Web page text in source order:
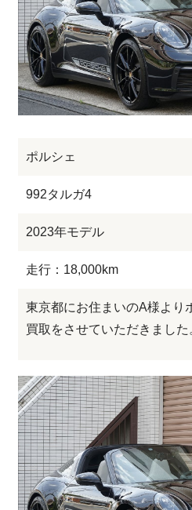
ポルシェ
992タルガ4
2023年モデル
走行：18,000km
東京都にお住まいのA様より
買取をさせていただきました